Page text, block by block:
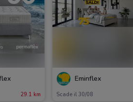
29.1 km
Eminflex
Scade il 30/08